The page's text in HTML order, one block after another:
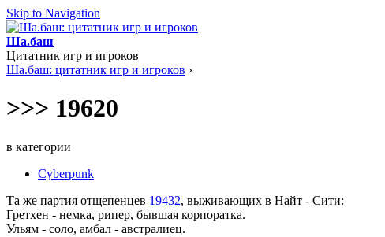
Skip to Navigation
Ша.баш
Цитатник игр и игроков
Ша.баш: цитатник игр и игроков ›
>>> 19620
в категории
Cyberpunk
Та же партия отщепенцев 19432, выживающих в Найт - Сити:
Гретхен - немка, рипер, бывшая корпоратка.
Ульям - соло, амбал - австралиец.